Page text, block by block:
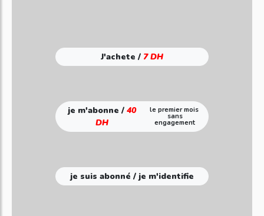
J'achete / 7 DH
je m'abonne /40
DH
le premier mois
sans
engagement
je suis abonné / je m'identifie